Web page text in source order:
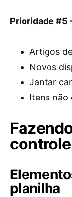
Prioridade #5
Artigos
Novos
Jantar
Itens não
planilha